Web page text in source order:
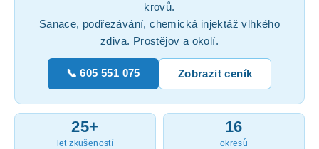
krovů.
Sanace, podřezávání, chemická injektáž vlhkého
zdiva. Prostějov a okolí.
📞 605 551 075 Zobrazit ceník
25+
let zkušeností
16
okresů